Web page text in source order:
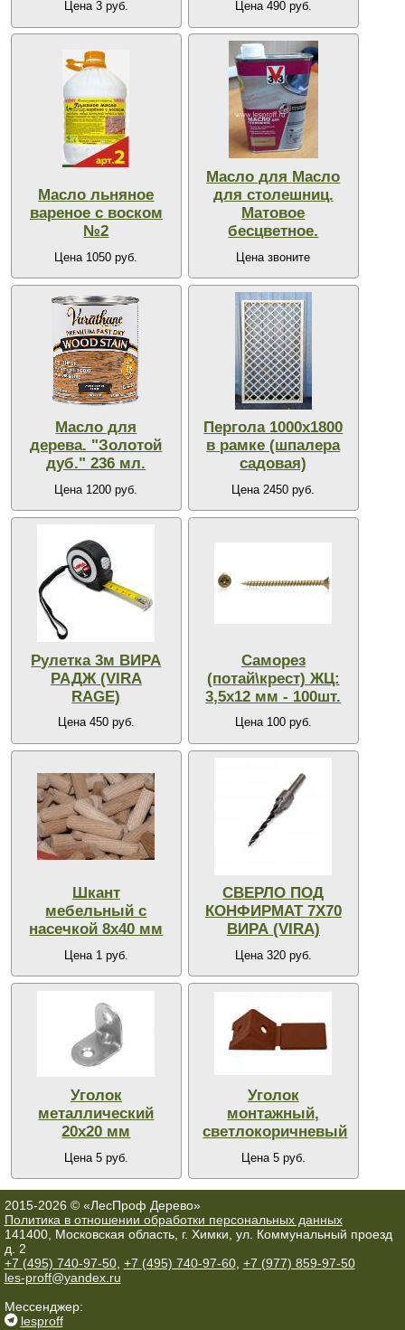
Цена 3 руб. Цена 490 руб.
Масло льняное
вареное с воском
№2
Цена 1050 руб.
Масло для Масло
для столешниц.
Матовое
бесцветное.
Цена звоните
Масло для
дерева. "Золотой
дуб." 236 мл.
Цена 1200 руб.
Пергола 1000х1800
в рамке (шпалера
садовая)
Цена 2450 руб.
Рулетка 3м ВИРА
РАДЖ (VIRA
RAGE)
Цена 450 руб.
Саморез
(потай\крест) ЖЦ:
3,5х12 мм - 100шт.
Цена 100 руб.
Шкант
мебельный с
насечкой 8х40 мм
Цена 1 руб.
СВЕРЛО ПОД
КОНФИРМАТ 7Х70
ВИРА (VIRA)
Цена 320 руб.
Уголок
металлический
20х20 мм
Цена 5 руб.
Уголок
монтажный,
светлокоричневый
Цена 5 руб.
2015-2026 © «ЛесПроф Дерево»
Политика в отношении обработки персональных данных
141400, Московская область, г. Химки, ул. Коммунальный проезд
д. 2
+7 (495) 740-97-50, +7 (495) 740-97-60, +7 (977) 859-97-50
les-proff@yandex.ru
Мессенджер:
lesproff